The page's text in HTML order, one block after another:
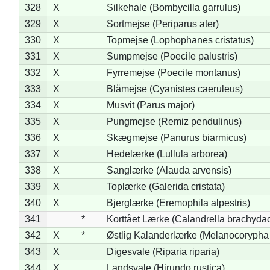
328
X
Silkehale (Bombycilla garrulus)
329
X
Sortmejse (Periparus ater)
330
X
Topmejse (Lophophanes cristatus)
331
X
Sumpmejse (Poecile palustris)
332
X
Fyrremejse (Poecile montanus)
333
X
Blåmejse (Cyanistes caeruleus)
334
X
Musvit (Parus major)
335
X
Pungmejse (Remiz pendulinus)
336
X
Skægmejse (Panurus biarmicus)
337
X
Hedelærke (Lullula arborea)
338
X
Sanglærke (Alauda arvensis)
339
X
Toplærke (Galerida cristata)
340
X
Bjerglærke (Eremophila alpestris)
341
*
Korttået Lærke (Calandrella
342
X *
Østlig Kalanderlærke (Melanocorypha
343
X
Digesvale (Riparia riparia)
344
X
Landsvale (Hirundo rustica)